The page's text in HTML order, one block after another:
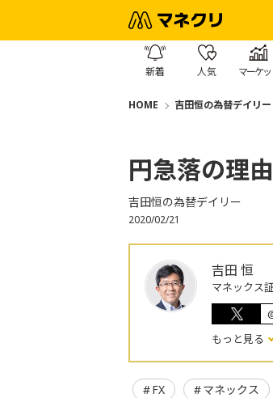
新着 人気 マーケッ
HOME 吉田恒の為替デイリー
円急落の理
吉田恒の為替デイリー
2020/02/21
吉田 恒
マネックス
もっと見る
FX マネックス